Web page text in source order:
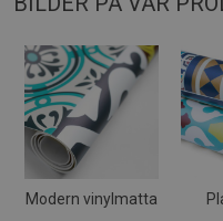
Modern vinylmatta